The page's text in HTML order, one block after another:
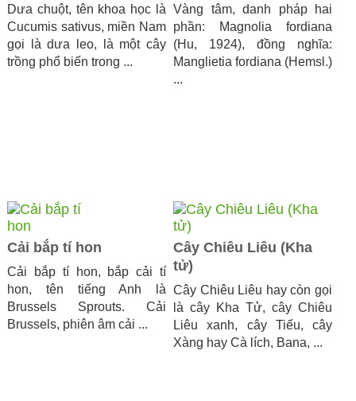
Dưa chuột, tên khoa học là
Cucumis sativus, miền Nam
gọi là dưa leo, là một cây
trồng phổ biến trong ...
Vàng tâm, danh pháp hai
phần: Magnolia fordiana
(Hu, 1924), đồng nghĩa:
Manglietia fordiana (Hemsl.)
...
Cải bắp tí hon
Cải bắp tí hon, bắp cải tí
hon, tên tiếng Anh là
Brussels Sprouts. Cải
Brussels, phiên âm cải ...
Cây Chiêu Liêu (Kha
tử)
Cây Chiêu Liêu hay còn gọi
là cây Kha Tử, cây Chiêu
Liêu xanh, cây Tiếu, cây
Xàng hay Cà lích, Bana, ...